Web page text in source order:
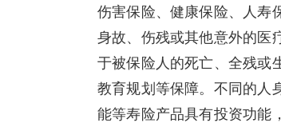
伤害保险、健康保险、人寿
身故、伤残或其他意外的医
于被保险人的死亡、全残或
教育规划等保障。不同的人
能等寿险产品具有投资功能